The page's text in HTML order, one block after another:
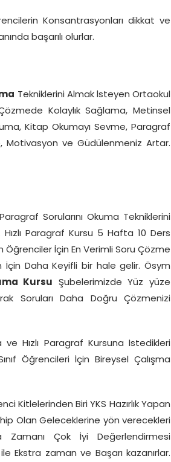
Konsantrasyonları dikkat ve
başarılı olurlar.
Tekniklerini Almak İsteyen Ortaokul
Çözmede Kolaylık Sağlama, Metinsel
Kitap Okumayı Sevme, Paragraf
Motivasyon ve Güdülenmeniz Artar.
Sorularını Okuma Tekniklerini
Paragraf Kursu 5 Hafta 10 Ders
İçin En Verimli Soru Çözme
İçin Daha Keyifli bir hale gelir. Ösym
Kursu Şubelerimizde Yüz yüze
Soruları Daha Doğru Çözmenizi
ve Hızlı Paragraf Kursuna İstedikleri
Öğrencileri İçin Bireysel Çalışma
Kitlelerinden Biri YKS Hazırlık Yapan
Olan Geleceklerine yön verecekleri
Zamanı Çok İyi Değerlendirmesi
Ekstra zaman ve Başarı kazanırlar.